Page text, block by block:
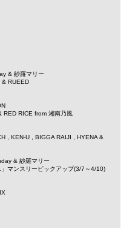
& 紗羅マリー
& RUEED
RED RICE from 湘南乃風
KEN-U BIGGA RAIJI HYENA &
& 紗羅マリー
マンスリーピックアップ(3/7～4/10)